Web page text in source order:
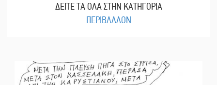
ΔΕΙΤΕ ΤΑ ΟΛΑ ΣΤΗΝ ΚΑΤΗΓΟΡΙΑ
ΠΕΡΙΒΑΛΛΟΝ